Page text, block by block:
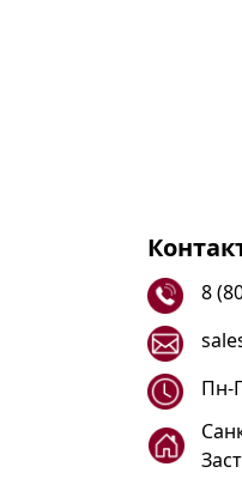
8
Пн-